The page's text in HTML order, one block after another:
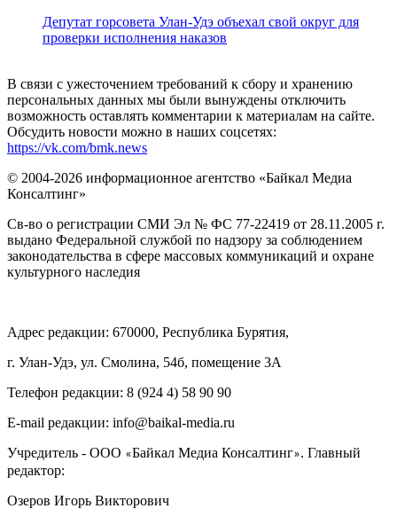
Депутат горсовета Улан-Удэ объехал свой округ для
проверки исполнения наказов
В связи с ужесточением требований к сбору и хранению
персональных данных мы были вынуждены отключить
возможность оставлять комментарии к материалам на сайте.
Обсудить новости можно в наших соцсетях:
https://vk.com/bmk.news
© 2004-2026 информационное агентство «Байкал Медиа
Консалтинг»
Св-во о регистрации СМИ Эл № ФС 77-22419 от 28.11.2005 г.
выдано Федеральной службой по надзору за соблюдением
законодательства в сфере массовых коммуникаций и охране
культурного наследия
Адрес редакции: 670000, Республика Бурятия,
г. Улан-Удэ, ул. Смолина, 54б, помещение 3А
Телефон редакции: ‎‎8 (924 4) 58 90 90
E-mail редакции: info@baikal-media.ru
Учредитель - ООО «Байкал Медиа Консалтинг». Главный
редактор:
Озеров Игорь Викторович